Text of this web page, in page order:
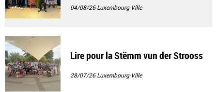
04/08/26Luxembourg-Ville
Lire pour la Stëmm vun der Strooss
28/07/26Luxembourg-Ville